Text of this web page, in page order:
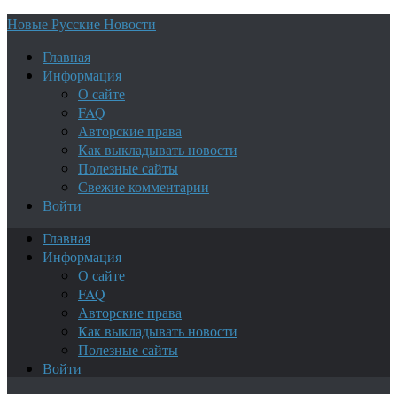
Новые Русские Новости
Главная
Информация
О сайте
FAQ
Авторские права
Как выкладывать новости
Полезные сайты
Свежие комментарии
Войти
Главная
Информация
О сайте
FAQ
Авторские права
Как выкладывать новости
Полезные сайты
Войти